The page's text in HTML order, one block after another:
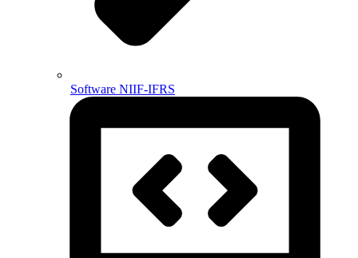
Software NIIF-IFRS